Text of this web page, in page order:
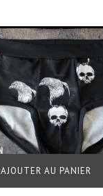
AJOUTER AU PANIER